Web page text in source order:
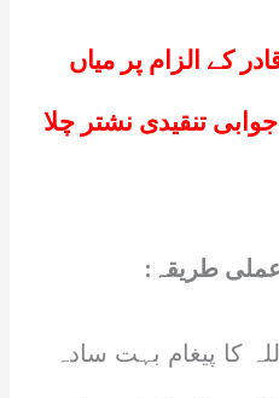
کے الزام پر میاں
تنقیدی نشتر چلا
عملی طریقہ:
کا پیغام بہت سادہ